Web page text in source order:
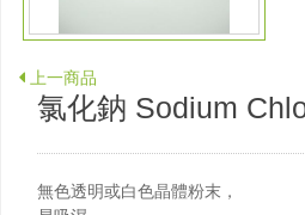
上一商品
氯化鈉 Sodium
無色透明或白色晶體粉末，